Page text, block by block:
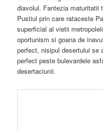
diavolul. Fantezia maturitatii
Pustiul prin care rataceste
superficial al vietii
oportunism si goana de
perfect, nisipul desertului se
perfect peste bulevardele
desertaciunii.